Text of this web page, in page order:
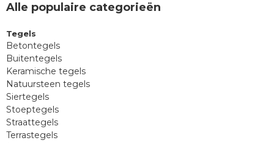
Alle populaire categorieën
Tegels
Betontegels
Buitentegels
Keramische tegels
Natuursteen tegels
Siertegels
Stoeptegels
Straattegels
Terrastegels